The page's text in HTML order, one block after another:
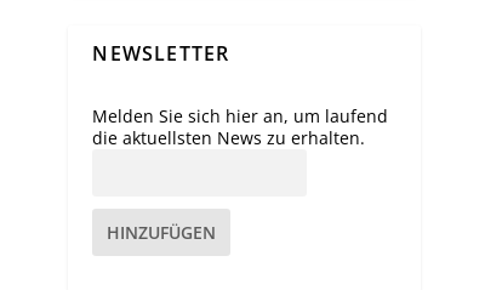
NEWSLETTER
Melden Sie sich hier an, um laufend
die aktuellsten News zu erhalten.
HINZUFÜGEN